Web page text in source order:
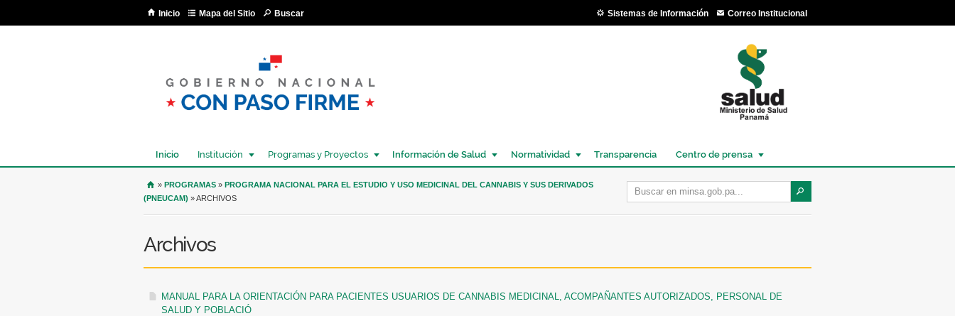
Inicio Mapa del Sitio Buscar Sistemas de Información Correo Institucional
Inicio Institución Programas y Proyectos Información de Salud Normatividad Transparencia Centro de prensa
USTED SE ENCUENTRA AQUÍ
» PROGRAMAS » PROGRAMA NACIONAL PARA EL ESTUDIO Y USO MEDICINAL DEL CANNABIS Y SUS DERIVADOS
(PNEUCAM) » ARCHIVOS
Archivos
MANUAL PARA LA ORIENTACIÓN PARA PACIENTES USUARIOS DE CANNABIS MEDICINAL, ACOMPAÑANTES AUTORIZADOS, PERSONAL DE
SALUD Y POBLACIÓ